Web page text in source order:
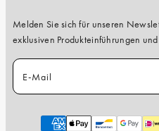
Melden Sie sich für unseren
exklusiven Produkteinführungen
E-Mail
Zahlungsarten